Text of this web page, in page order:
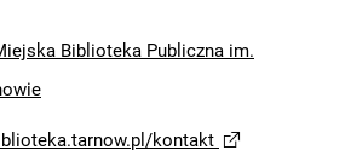
Biblioteka Publiczna im.
kontakt